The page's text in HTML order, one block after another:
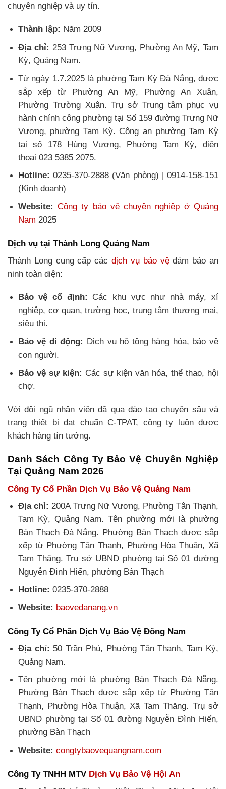
chuyên nghiệp và uy tín.
Thành lập: Năm 2009
Địa chỉ: 253 Trưng Nữ Vương, Phường An Mỹ, Tam
Kỳ, Quảng Nam.
Từ ngày 1.7.2025 là phường Tam Kỳ Đà Nẵng, được
sắp xếp từ Phường An Mỹ, Phường An Xuân,
Phường Trường Xuân. Trụ sở Trung tâm phục vụ
hành chính công phường tại Số 159 đường Trưng Nữ
Vương, phường Tam Kỳ. Công an phường Tam Kỳ
tại số 178 Hùng Vương, Phường Tam Kỳ, điện
thoại 023 5385 2075.
Hotline: 0235-370-2888 (Văn phòng) | 0914-158-151
(Kinh doanh)
Website: Công ty bảo vệ chuyên nghiệp ở Quảng
Nam 2025
Dịch vụ tại Thành Long Quảng Nam
Thành Long cung cấp cácdịch vụ bảo vệđảm bảo an
ninh toàn diện:
Bảo vệ cố định: Các khu vực như nhà máy, xí
nghiệp, cơ quan, trường học, trung tâm thương mại,
siêu thị.
Bảo vệ di động: Dịch vụ hộ tông hàng hóa, bảo vệ
con người.
Bảo vệ sự kiện: Các sự kiện văn hóa, thể thao, hội
chợ.
Với đội ngũ nhân viên đã qua đào tạo chuyên sâu và
trang thiết bị đạt chuẩn C-TPAT, công ty luôn được
khách hàng tín tưởng.
Danh Sách Công Ty Bảo Vệ Chuyên Nghiệp
Tại Quảng Nam 2026
Công Ty Cổ Phần Dịch Vụ Bảo Vệ Quảng Nam
Địa chỉ: 200A Trưng Nữ Vương, Phường Tân Thạnh,
Tam Kỳ, Quảng Nam. Tên phường mới là phường
Bàn Thạch Đà Nẵng. Phường Bàn Thạch được sắp
xếp từ Phường Tân Thạnh, Phường Hòa Thuận, Xã
Tam Thăng. Trụ sở UBND phường tại Số 01 đường
Nguyễn Đình Hiến, phường Bàn Thạch
Hotline: 0235-370-2888
Website: baovedanang.vn
Công Ty Cổ Phần Dịch Vụ Bảo Vệ Đông Nam
Địa chỉ: 50 Trần Phú, Phường Tân Thạnh, Tam Kỳ,
Quảng Nam.
Tên phường mới là phường Bàn Thạch Đà Nẵng.
Phường Bàn Thạch được sắp xếp từ Phường Tân
Thạnh, Phường Hòa Thuận, Xã Tam Thăng. Trụ sở
UBND phường tại Số 01 đường Nguyễn Đình Hiến,
phường Bàn Thạch
Website: congtybaovequangnam.com
Công Ty TNHH MTV Dịch Vụ Bảo Vệ Hội An